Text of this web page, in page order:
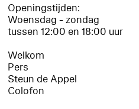
Openingstijden:
Woensdag - zondag
tussen 12:00 en 18:00 uur
Welkom
Pers
Steun de Appel
Colofon